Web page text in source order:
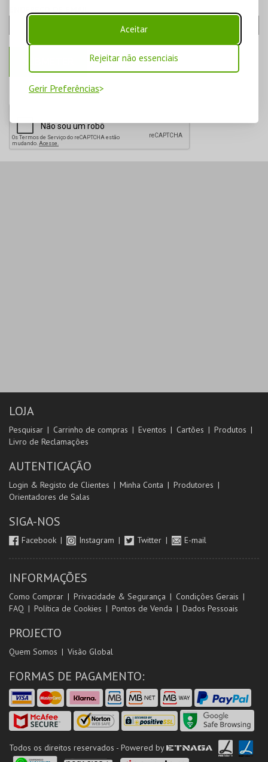
Aceitar
Rejeitar não essenciais
Gerir Preferências
LOJA
Pesquisar Carrinho de compras Eventos Cartões
Produtos
Livro de Reclamações
AUTENTICAÇÃO
Login & Registo de Clientes Minha Conta
Produtores
Orientadores de Salas
SIGA-NOS
Facebook Instagram Twitter E-mail
INFORMAÇÕES
Como Comprar Privacidade & Segurança
Condições Gerais
FAQ
Política de Cookies Pontos de Venda Dados Pessoais
PROJECTO
Quem Somos Visão Global
FORMAS DE PAGAMENTO:
Todos os direitos reservados - Powered by ETNAGA